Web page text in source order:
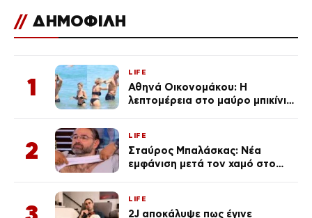
// ΔΗΜΟΦΙΛΗ
1
LIFE
Αθηνά Οικονομάκου: Η
λεπτομέρεια στο μαύρο μπικίνι
(φωτογραφίες)
2
LIFE
Σταύρος Μπαλάσκας: Νέα
εμφάνιση μετά τον χαμό στο
LIFE
2J αποκάλυψε πως έγινε